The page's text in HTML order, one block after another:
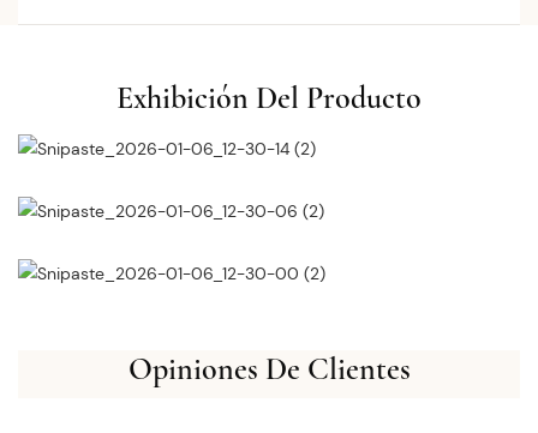
Exhibición Del Producto
Opiniones De Clientes